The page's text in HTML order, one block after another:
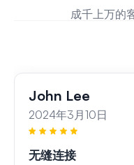
成千上万的
John Lee
2024年3月10日
无缝连接